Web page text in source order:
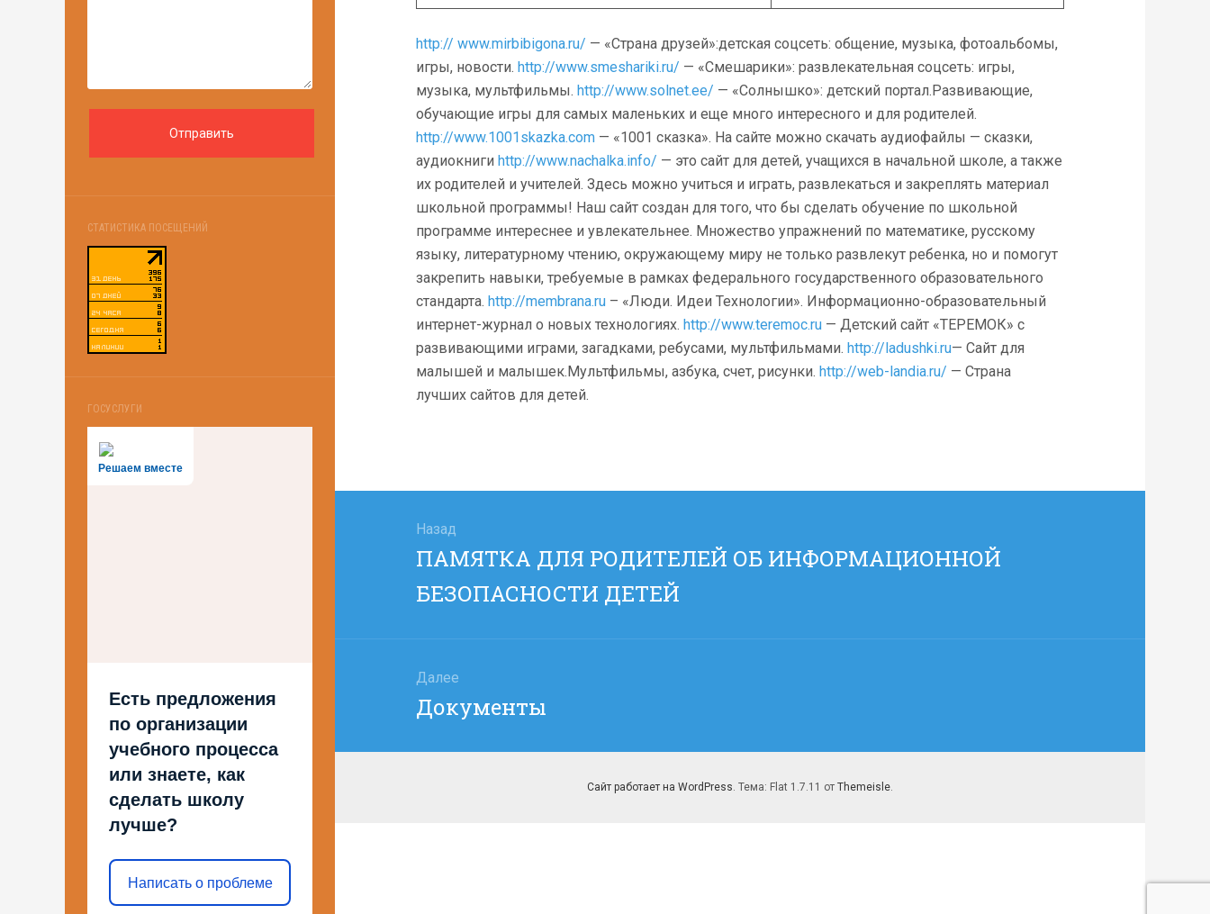
СТАТИСТИКА ПОСЕЩЕНИЙ
ГОСУСЛУГИ
Решаем вместе
Есть предложения
по организации
учебного процесса
или знаете, как
сделать школу
лучше?
Написать о проблеме
http:// www.mirbibigona.ru/ — «Страна друзей»:детская соцсеть: общение, музыка, фотоальбомы,
игры, новости. http://www.smeshariki.ru/ — «Смешарики»: развлекательная соцсеть: игры,
музыка, мультфильмы. http://www.solnet.ee/ — «Солнышко»: детский портал.Развивающие,
обучающие игры для самых маленьких и еще много интересного и для родителей.
http://www.1001skazka.com — «1001 сказка». На сайте можно скачать аудиофайлы — сказки,
аудиокниги http://www.nachalka.info/ — это сайт для детей, учащихся в начальной школе, а также
их родителей и учителей. Здесь можно учиться и играть, развлекаться и закреплять материал
школьной программы! Наш сайт создан для того, что бы сделать обучение по школьной
программе интереснее и увлекательнее. Множество упражнений по математике, русскому
языку, литературному чтению, окружающему миру не только развлекут ребенка, но и помогут
закрепить навыки, требуемые в рамках федерального государственного образовательного
стандарта. http://membrana.ru – «Люди. Идеи Технологии». Информационно-образовательный
интернет-журнал о новых технологиях. http://www.teremoc.ru — Детский сайт «ТЕРЕМОК» с
развивающими играми, загадками, ребусами, мультфильмами. http://ladushki.ru— Сайт для
малышей и малышек.Мультфильмы, азбука, счет, рисунки. http://web-landia.ru/ — Страна
лучших сайтов для детей.
записям
Назад
Предыдущая
ПАМЯТКА ДЛЯ РОДИТЕЛЕЙ ОБ ИНФОРМАЦИОННОЙ
БЕЗОПАСНОСТИ ДЕТЕЙ
Далее
Следующая
запись:
Документы
Сайт работает на WordPress. Тема: Flat 1.7.11 от Themeisle.